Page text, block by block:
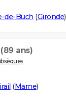
de-Buch (Gironde)
(89 ans)
(Marne)